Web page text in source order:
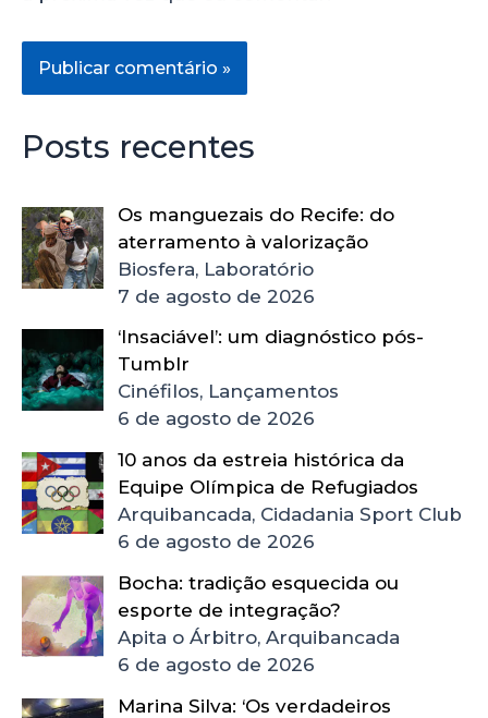
Posts recentes
Os manguezais do Recife: do
aterramento à valorização
Biosfera, Laboratório
7 de agosto de 2026
‘Insaciável’: um diagnóstico pós-
Tumblr
Cinéfilos, Lançamentos
6 de agosto de 2026
10 anos da estreia histórica da
Equipe Olímpica de Refugiados
Arquibancada, Cidadania Sport Club
6 de agosto de 2026
Bocha: tradição esquecida ou
esporte de integração?
Apita o Árbitro, Arquibancada
6 de agosto de 2026
Marina Silva: ‘Os verdadeiros